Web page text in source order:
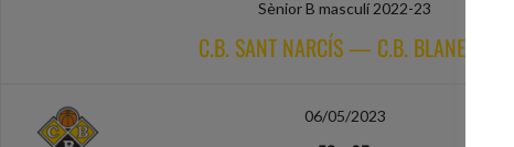
Sènior B masculí 2022-23
C.B. SANT NARCÍS — C.B. BLANES B
06/05/2023